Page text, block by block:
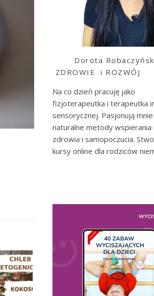
Dorota
ZDROWIE i ROZWÓJ
Na co dzień pracuję jako
fizjoterapeutka i terapeutka
sensorycznej. Pasjonują mnie
naturalne metody wspierania
zdrowia i samopoczucia.
kursy online dla rodziców